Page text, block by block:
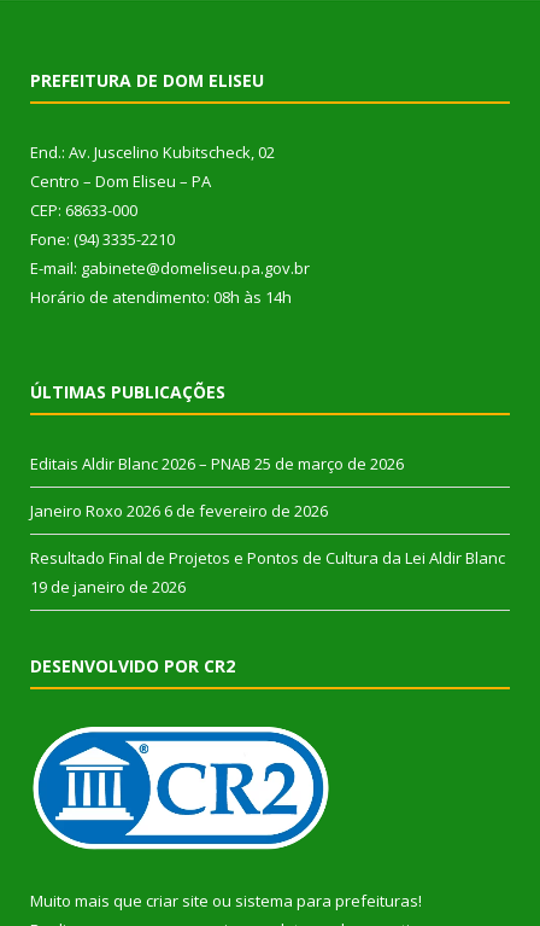
PREFEITURA DE DOM ELISEU
End.: Av. Juscelino Kubitscheck, 02
Centro – Dom Eliseu – PA
CEP: 68633-000
Fone: (94) 3335-2210
E-mail: gabinete@domeliseu.pa.gov.br
Horário de atendimento: 08h às 14h
ÚLTIMAS PUBLICAÇÕES
Editais Aldir Blanc 2026 – PNAB 25 de março de 2026
Janeiro Roxo 2026 6 de fevereiro de 2026
Resultado Final de Projetos e Pontos de Cultura da Lei Aldir Blanc
19 de janeiro de 2026
DESENVOLVIDO POR CR2
Muito mais que criar site ou sistema para prefeituras!